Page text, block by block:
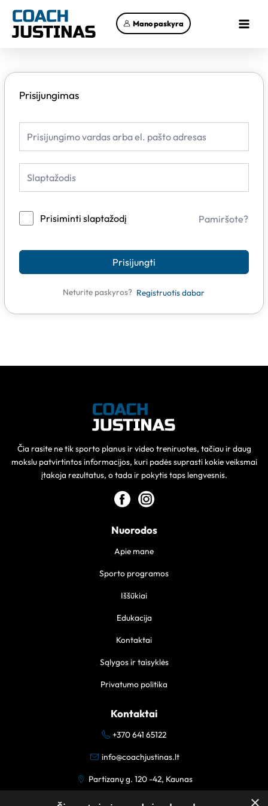
prie
turinio
Mano paskyra
Menu
Prisijungimas
Prisiminti slaptažodį Pamiršote?
Prisijungti
Neturite paskyros? Registruotis dabar
Čia rasite ne tik sporto planus ir video treniruotes, tačiau ir daug
mokslu patvirtintos informacijos, kuri padės suprasti kokie veiksmai
įtakoja rezultatus, o tada ir pokytis taps lengvesnis.
Nuorodos
Apie mane
Sporto programos
Iššūkiai
Edukacija
Kontaktai
Sąlygos ir taisyklės
Privatumo politika
Kontaktai
+370 641 65122
info@coachjustinas.lt
Partizanų g. 120 -42, Kaunas